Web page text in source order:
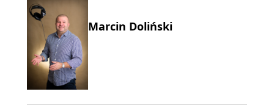
Marcin Doliński